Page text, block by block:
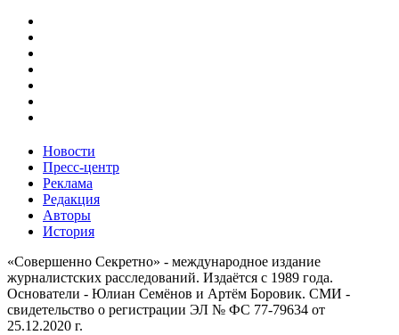
Новости
Пресс-центр
Реклама
Редакция
Авторы
История
«Совершенно Секретно» - международное издание
журналистских расследований. Издаётся с 1989 года.
Основатели - Юлиан Семёнов и Артём Боровик. CМИ -
свидетельство о регистрации ЭЛ № ФС 77-79634 от
25.12.2020 г.